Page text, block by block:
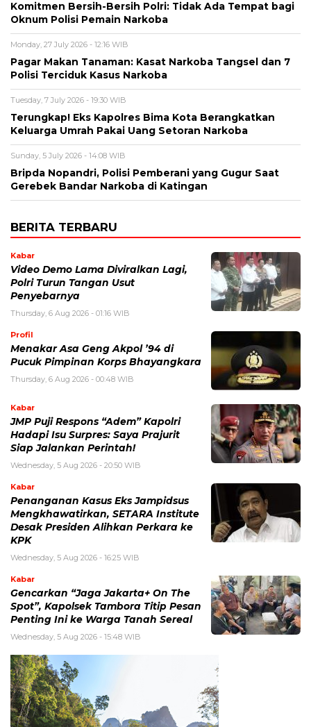
Komitmen Bersih-Bersih Polri: Tidak Ada Tempat bagi
Oknum Polisi Pemain Narkoba
Monday, 27 July 2026 - 12:16 WIB
Pagar Makan Tanaman: Kasat Narkoba Tangsel dan 7
Polisi Terciduk Kasus Narkoba
Tuesday, 7 July 2026 - 19:30 WIB
Terungkap! Eks Kapolres Bima Kota Berangkatkan
Keluarga Umrah Pakai Uang Setoran Narkoba
Sunday, 5 July 2026 - 14:08 WIB
Bripda Nopandri, Polisi Pemberani yang Gugur Saat
Gerebek Bandar Narkoba di Katingan
BERITA TERBARU
Kabar
Video Demo Lama Diviralkan Lagi,
Polri Turun Tangan Usut
Penyebarnya
Thursday, 6 Aug 2026 - 01:16 WIB
Profil
Menakar Asa Geng Akpol ’94 di
Pucuk Pimpinan Korps Bhayangkara
Thursday, 6 Aug 2026 - 00:48 WIB
Kabar
JMP Puji Respons “Adem” Kapolri
Hadapi Isu Surpres: Saya Prajurit
Siap Jalankan Perintah!
Wednesday, 5 Aug 2026 - 20:50 WIB
Kabar
Penanganan Kasus Eks Jampidsus
Mengkhawatirkan, SETARA Institute
Desak Presiden Alihkan Perkara ke
KPK
Wednesday, 5 Aug 2026 - 16:25 WIB
Kabar
Gencarkan “Jaga Jakarta+ On The
Spot”, Kapolsek Tambora Titip Pesan
Penting Ini ke Warga Tanah Sereal
Wednesday, 5 Aug 2026 - 15:48 WIB